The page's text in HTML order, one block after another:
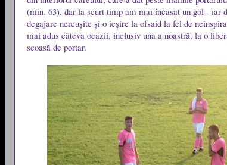
(min. 63), dar la scurt timp am mai încasat un gol - iar
degajare nereușite și o ieșire la ofsaid la fel de
mai adus câteva ocazii, inclusiv una a noastră, la o
scoasă de portar.